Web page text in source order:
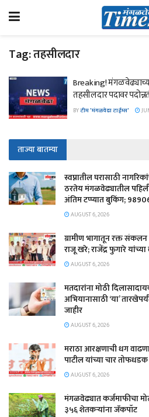
Tag:तहसीलदार
Breaking!
तहसीलदार पदावर
BYटीम 'मंगळवेढा टाईम्स'
ताज्या बातम्या
स्वप्नातील घरासाठी
ठरतेय मंगळवेढ्यातील
अंतिम टप्प्यात बुकिंग;
AUGUST 6, 2026
ग्रामीण भागातून रक्त
राजू खरे; राजेंद्र फुगारे
AUGUST 6, 2026
मतदारांना मोठी
अभियानासाठी ‘या’
जाहीर
AUGUST 6, 2026
मराठा आरक्षणाची धग
पाटील यांच्या चार
AUGUST 6, 2026
मंगळवेढ्यात कर्जमाफीचा
३५६ शेतकऱ्यांना जॅकपॉट